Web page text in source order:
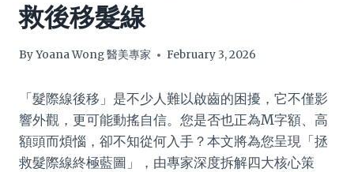
救後移髮線
ByYoana Wong 醫美專家 February 3, 2026
「髮際線後移」是不少人難以啟齒的困擾，它不僅影
響外觀，更可能動搖自信。您是否也正為M字額、高
額頭而煩惱，卻不知從何入手？本文將為您呈現「拯
救髮際線終極藍圖」，由專家深度拆解四大核心策